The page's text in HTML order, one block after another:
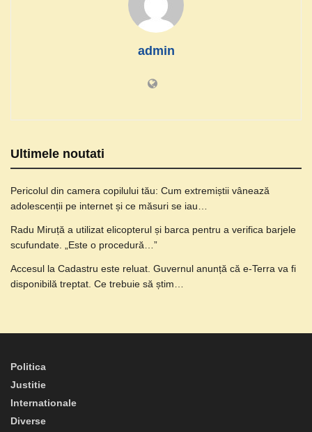
admin
Ultimele noutati
Pericolul din camera copilului tău: Cum extremiștii vânează
adolescenții pe internet și ce măsuri se iau…
Radu Miruță a utilizat elicopterul și barca pentru a verifica barjele
scufundate. „Este o procedură…”
Accesul la Cadastru este reluat. Guvernul anunță că e-Terra va fi
disponibilă treptat. Ce trebuie să știm…
Politica
Justitie
Internationale
Diverse